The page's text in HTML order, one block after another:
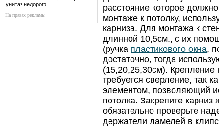
унитаз недорого.
На правах рекламы
расстояние которое
монтаже к потолку,
карниза. Для монтажа к
длинной 10,5см., с их
(ручка пластикового окна,
достаточно, тогда
(15,20,25,30см). Крепление
требуется сверление, так
элементом, позволяющий
потолка. Закрепите
обязательно проверьте
держатели ламелей в